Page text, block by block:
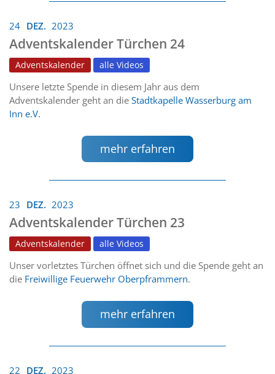
24 DEZ. 2023
Adventskalender Türchen 24
Adventskalender alle Videos
Unsere letzte Spende in diesem Jahr aus dem
Adventskalender geht an die Stadtkapelle Wasserburg am
Inn e.V.
mehr erfahren
23 DEZ. 2023
Adventskalender Türchen 23
Adventskalender alle Videos
Unser vorletztes Türchen öffnet sich und die Spende geht an
die Freiwillige Feuerwehr Oberpframmern.
mehr erfahren
22 DEZ. 2023